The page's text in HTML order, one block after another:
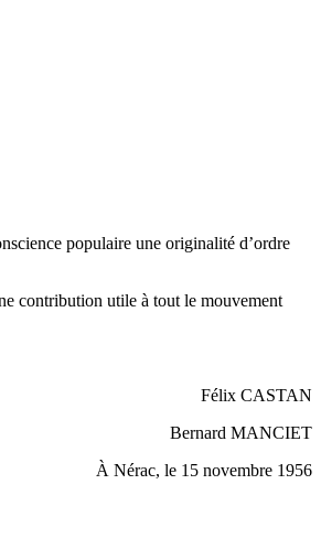
populaire une originalité d’ordre
contribution utile à tout le mouvement
Félix CASTAN
Bernard MANCIET
À Nérac, le 15 novembre 1956